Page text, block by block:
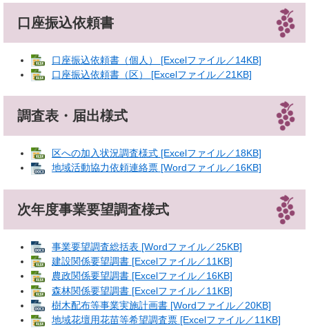
口座振込依頼書
口座振込依頼書（個人） [Excelファイル／14KB]
口座振込依頼書（区） [Excelファイル／21KB]
調査表・届出様式
区への加入状況調査様式 [Excelファイル／18KB]
地域活動協力依頼連絡票 [Wordファイル／16KB]
次年度事業要望調査様式
事業要望調査総括表 [Wordファイル／25KB]
建設関係要望調書 [Excelファイル／11KB]
農政関係要望調書 [Excelファイル／16KB]
森林関係要望調書 [Excelファイル／11KB]
樹木配布等事業実施計画書 [Wordファイル／20KB]
地域花壇用花苗等希望調査票 [Excelファイル／11KB]